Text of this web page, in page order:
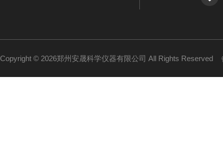
Copyright © 2026郑州安晟科学仪器有限公司 All Rights Reserved